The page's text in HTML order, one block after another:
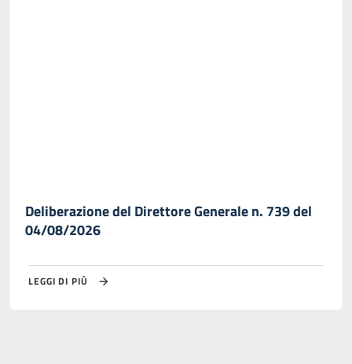
Deliberazione del Direttore Generale n. 739 del
04/08/2026
LEGGI DI PIÙ